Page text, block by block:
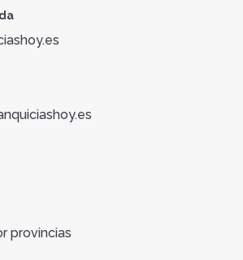
provincias